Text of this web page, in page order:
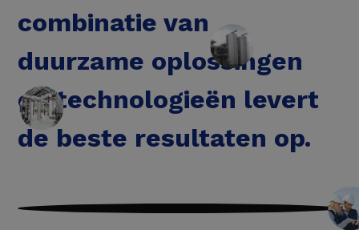
combinatie van
duurzame oplossingen
en technologieën levert
de beste resultaten op.